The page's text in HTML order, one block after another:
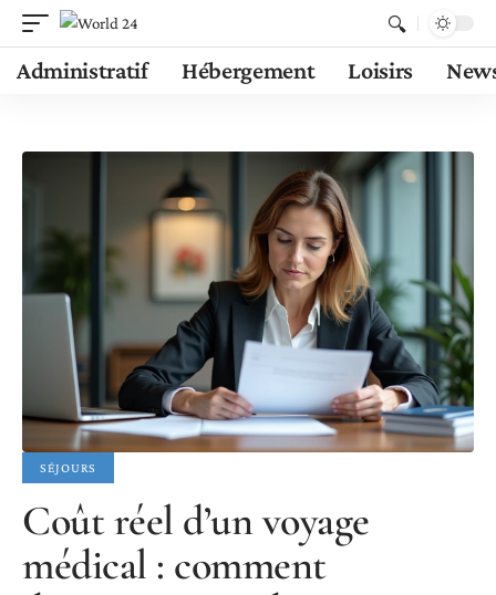
Administratif Hébergement Loisirs
SÉJOURS
Coût réel d’un voyage
médical : comment